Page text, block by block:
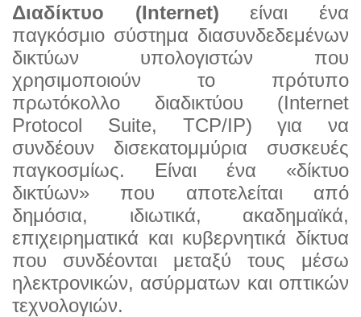
Διαδίκτυο (Internet) είναι ένα
παγκόσμιο σύστημα διασυνδεδεμένων
δικτύων υπολογιστών που
χρησιμοποιούν το πρότυπο
πρωτόκολλο διαδικτύου (Internet
Protocol Suite, TCP/IP) για να
συνδέουν δισεκατομμύρια συσκευές
παγκοσμίως. Είναι ένα «δίκτυο
δικτύων» που αποτελείται από
δημόσια, ιδιωτικά, ακαδημαϊκά,
επιχειρηματικά και κυβερνητικά δίκτυα
που συνδέονται μεταξύ τους μέσω
ηλεκτρονικών, ασύρματων και οπτικών
τεχνολογιών.